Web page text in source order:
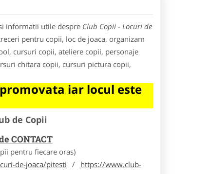
informatii utile despre Club Copii - Locuri de
pentru copii, loc de joaca, organizam
cursuri copii, ateliere copii, personaje
chitara copii, cursuri pictura copii,
iar locul este
de Copii
CONTACT
pentru fiecare oras)
de-joaca/pitesti / https://www.club-